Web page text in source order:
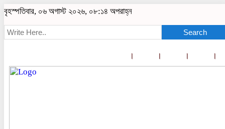
বৃহস্পতিবার, ০৬ অগাস্ট ২০২৬, ০৮:১৪ অপরাহ্ন
Search